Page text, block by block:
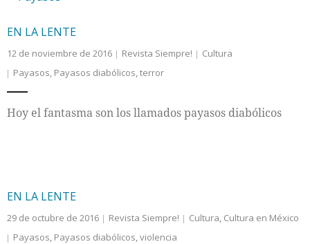
Nacional
Internacional
EN LA LENTE
12 de noviembre de 2016 Revista Siempre!
Cultura
Payasos, Payasos diabólicos,terror
Hoy el fantasma son los llamados payasos diabólicos
EN LA LENTE
29 de octubre de 2016 Revista Siempre! Cultura, Cultura en México
Payasos, Payasos diabólicos,violencia